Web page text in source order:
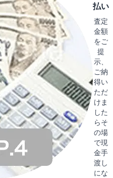
払い
査定
金額
をご
提
示、
ご納
得い
ただ
けま
した
らそ
の場
で現
金手
渡し
にな